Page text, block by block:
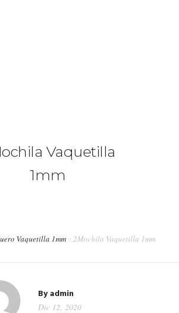
Vaquetilla
1mm
Vaquetilla 1mm 2Mochila Vaquetilla 1mm
Byadmin
Dic 12, 2020